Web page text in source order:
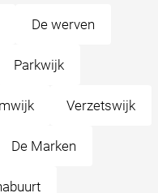
De werven
Parkwijk
Verzetswijk
De Marken